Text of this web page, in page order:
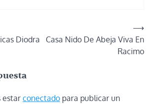
Diodra
Casa Nido De Abeja Viva En
Racimo
⟶
estar conectado para publicar un